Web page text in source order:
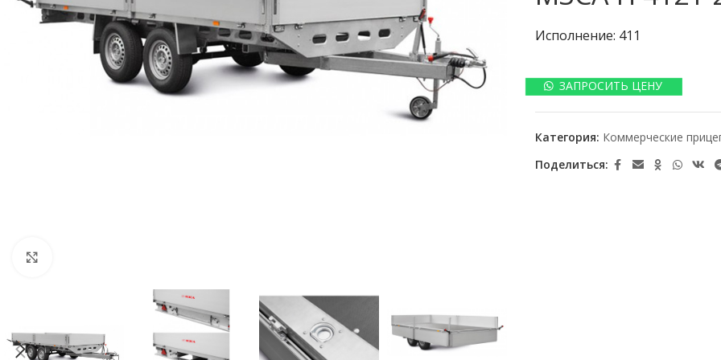
Исполнение: 411
ЗАПРОСИТЬ ЦЕНУ
Категория: Коммерческие
Поделиться: